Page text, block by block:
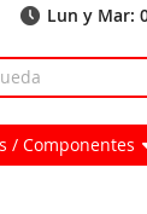
Lun y Mar:
/ Componentes